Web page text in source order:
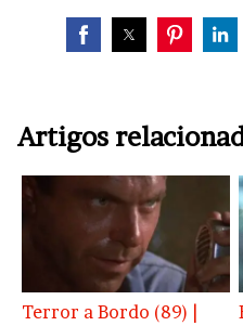
Artigos
Terror a Bordo (89) |